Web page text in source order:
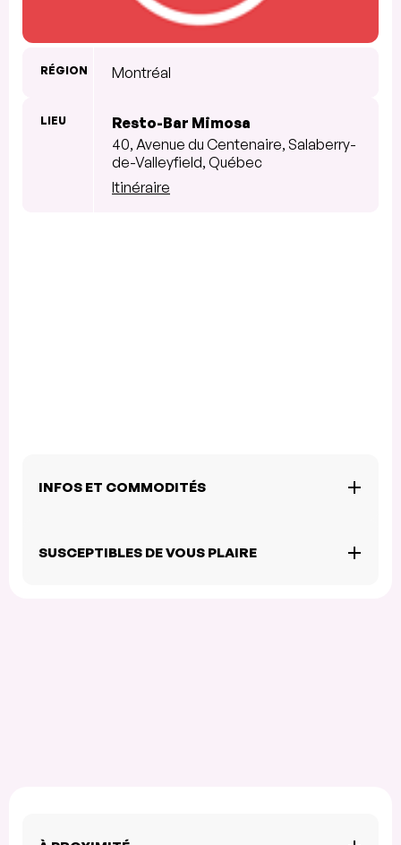
RÉGION Montréal
LIEU
Resto-Bar Mimosa
40, Avenue du Centenaire, Salaberry-
de-Valleyfield, Québec
Itinéraire
INFOS ET COMMODITÉS
SUSCEPTIBLES DE VOUS PLAIRE